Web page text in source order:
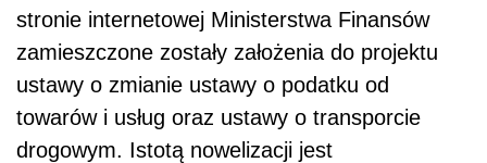
stronie internetowej Ministerstwa Finansów
zamieszczone zostały założenia do projektu
ustawy o zmianie ustawy o podatku od
towarów i usług oraz ustawy o transporcie
drogowym. Istotą nowelizacji jest